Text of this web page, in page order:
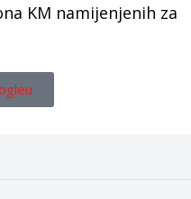
KM namijenjenih za